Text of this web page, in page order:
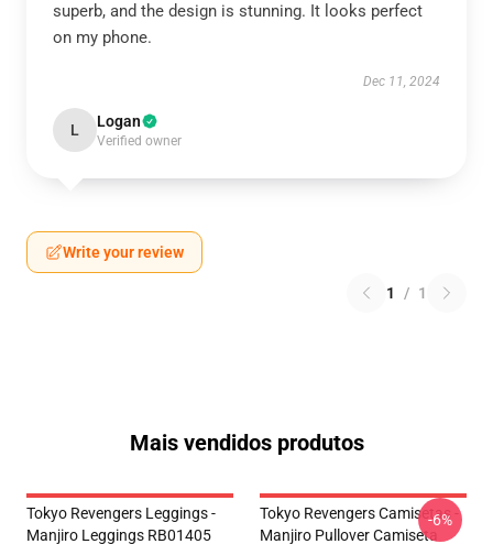
superb, and the design is stunning. It looks perfect
on my phone.
Dec 11, 2024
L Logan
Verified owner
Write your review
1 / 1
Mais vendidos produtos
Tokyo Revengers Leggings -
Manjiro Leggings RB01405
Tokyo Revengers Camisetas -
Manjiro Pullover Camiseta
-6%